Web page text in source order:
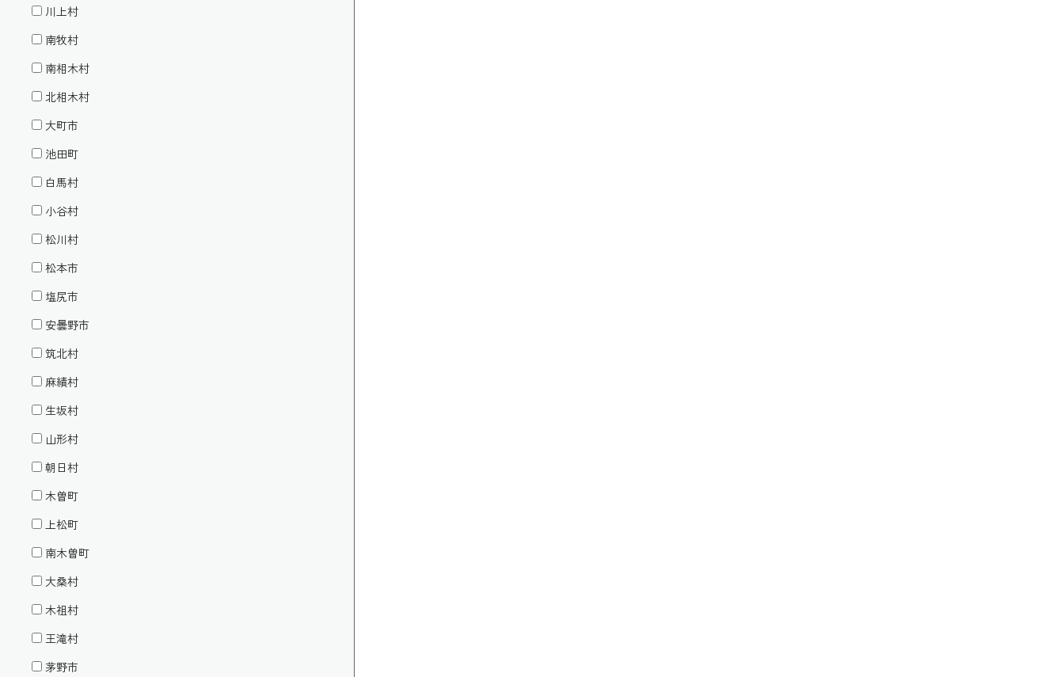
川上村
南牧村
南相木村
北相木村
大町市
池田町
白馬村
小谷村
松川村
松本市
塩尻市
安曇野市
筑北村
麻績村
生坂村
山形村
朝日村
木曽町
上松町
南木曽町
大桑村
木祖村
王滝村
茅野市